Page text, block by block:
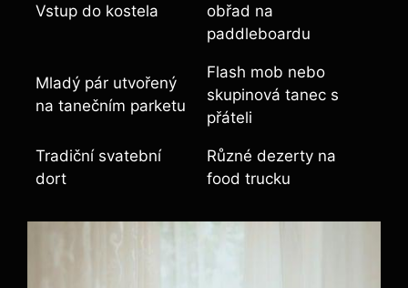
Vstup do kostela
obřad na
paddleboardu
Mladý pár utvořený
na tanečním parketu
Flash mob nebo
skupinová tanec s
přáteli
Tradiční svatební
dort
Různé dezerty na
food trucku